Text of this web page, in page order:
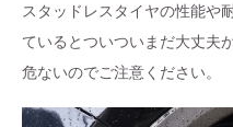
スタッドレスタイヤの性能や
ているとついついまだ大丈夫
危ないのでご注意ください。